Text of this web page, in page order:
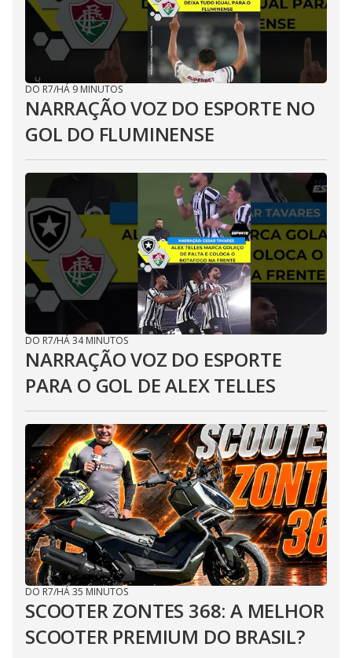
DO R7/HÁ 9 MINUTOS
NARRAÇÃO VOZ DO ESPORTE NO
GOL DO FLUMINENSE
DO R7/HÁ 34 MINUTOS
NARRAÇÃO VOZ DO ESPORTE
PARA O GOL DE ALEX TELLES
DO R7/HÁ 35 MINUTOS
SCOOTER ZONTES 368: A MELHOR
SCOOTER PREMIUM DO BRASIL?